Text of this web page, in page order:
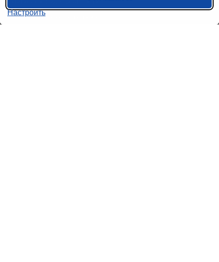
Пользовательское соглашение
Настроить